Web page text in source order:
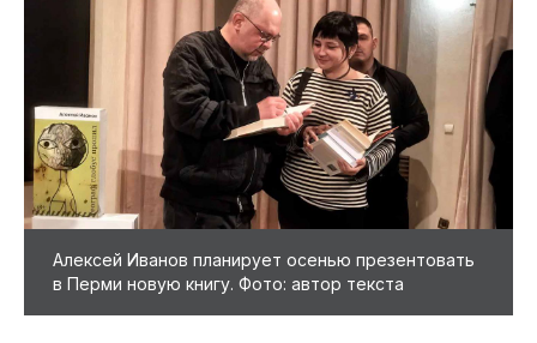
Алексей Иванов планирует осенью презентовать
в Перми новую книгу. Фото: автор текста